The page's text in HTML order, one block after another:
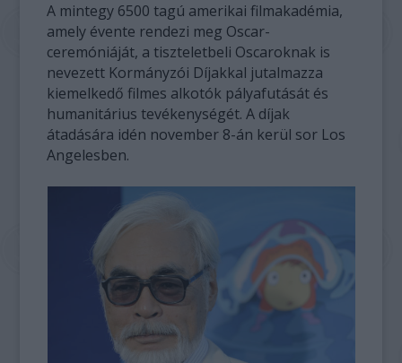
A mintegy 6500 tagú amerikai filmakadémia,
amely évente rendezi meg Oscar-
ceremóniáját, a tiszteletbeli Oscaroknak is
nevezett Kormányzói Díjakkal jutalmazza
kiemelkedő filmes alkotók pályafutását és
humanitárius tevékenységét. A díjak
átadására idén november 8-án kerül sor Los
Angelesben.